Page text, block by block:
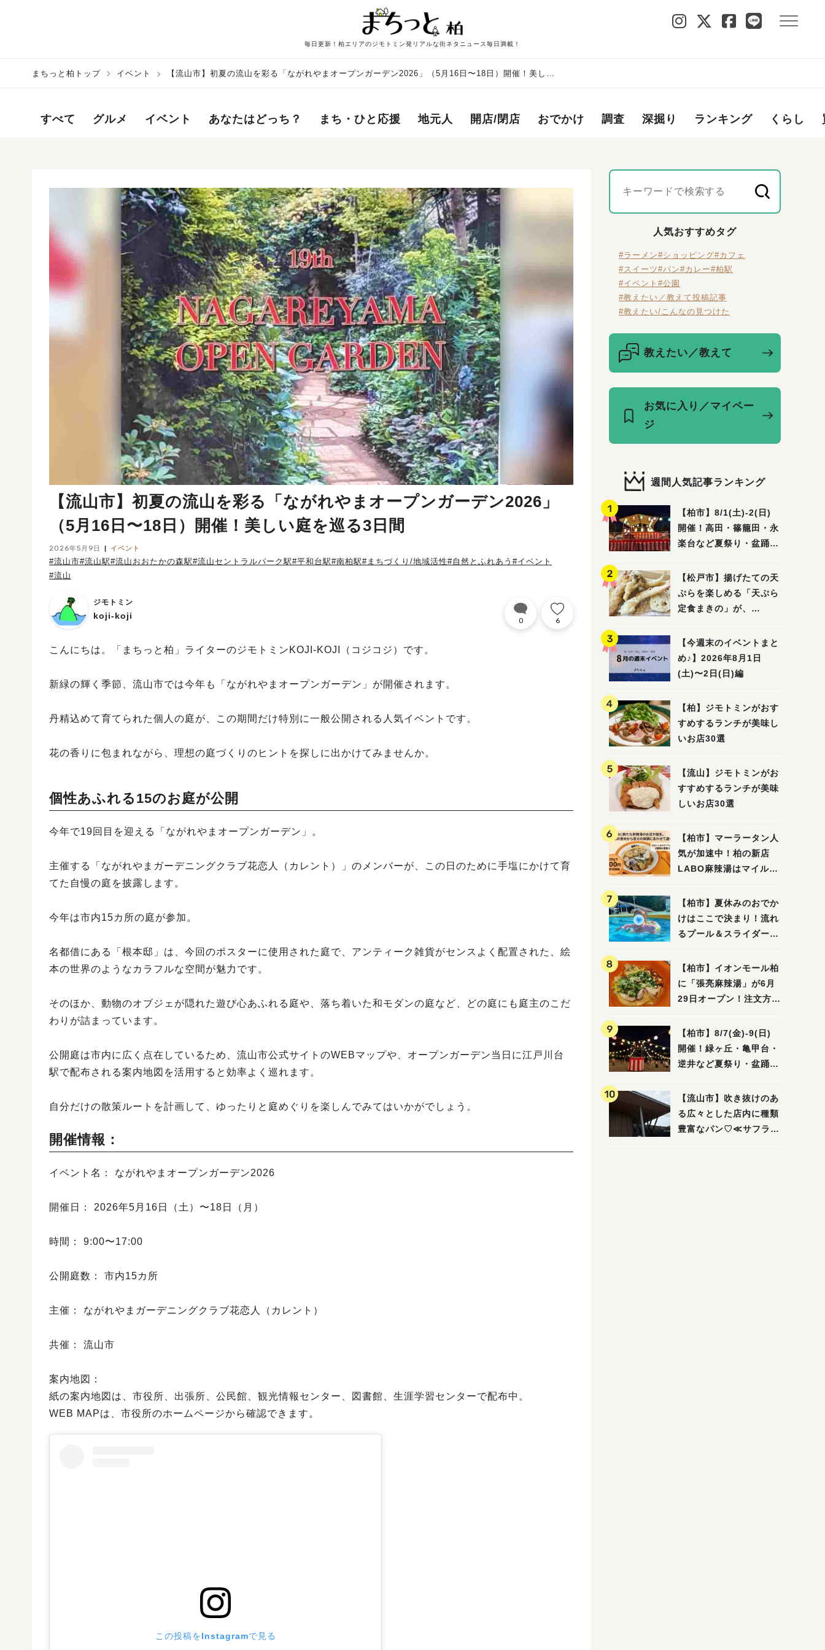
毎日更新！柏エリアのジモトミン発リアルな街ネタニュース毎日満載！
まちっと柏トップ イベント
【流山市】初夏の流山を彩る「ながれやまオープンガーデン2026」（5月16日〜18日）開催！美しい
すべて グルメ イベント あなたはどっち？ まち・ひと応援 地元人 開店/閉店 おでかけ 調査 深掘り ランキング くらし
【流山市】初夏の流山を彩る「ながれやまオープンガーデン2026」
（5月16日〜18日）開催！美しい庭を巡る3日間
2026年5月9日 イベント
#流山市#流山駅#流山おおたかの森駅#流山セントラルパーク駅#平和台駅#南柏駅#まちづくり/地域活性#自然とふれあう #イベント
#流山
ジモトミン
koji-koji 0 6
こんにちは。「まちっと柏」ライターのジモトミンKOJI-KOJI（コジコジ）です。
新緑の輝く季節、流山市では今年も「ながれやまオープンガーデン」が開催されます。
丹精込めて育てられた個人の庭が、この期間だけ特別に一般公開される人気イベントです。
花の香りに包まれながら、理想の庭づくりのヒントを探しに出かけてみませんか。
個性あふれる15のお庭が公開
今年で19回目を迎える「ながれやまオープンガーデン」。
主催する「ながれやまガーデニングクラブ花恋人（カレント）」のメンバーが、この日のために手塩にかけて育
てた自慢の庭を披露します。
今年は市内15カ所の庭が参加。
名都借にある「根本邸」は、今回のポスターに使用された庭で、アンティーク雑貨がセンスよく配置された、絵
本の世界のようなカラフルな空間が魅力です。
そのほか、動物のオブジェが隠れた遊び心あふれる庭や、落ち着いた和モダンの庭など、どの庭にも庭主のこだ
わりが詰まっています。
公開庭は市内に広く点在しているため、流山市公式サイトのWEBマップや、オープンガーデン当日に江戸川台
駅で配布される案内地図を活用すると効率よく巡れます。
自分だけの散策ルートを計画して、ゆったりと庭めぐりを楽しんでみてはいかがでしょう。
開催情報：
イベント名： ながれやまオープンガーデン2026
開催日： 2026年5月16日（土）〜18日（月）
時間： 9:00〜17:00
公開庭数： 市内15カ所
主催： ながれやまガーデニングクラブ花恋人（カレント）
共催： 流山市
案内地図：
紙の案内地図は、市役所、出張所、公民館、観光情報センター、図書館、生涯学習センターで配布中。
WEB MAPは、市役所のホームページから確認できます。
この投稿をInstagramで見る
人気おすすめタグ
#ラーメン#ショッピング#カフェ
#スイーツ#パン#カレー#柏駅
#イベント #公園
#教えたい／教えて投稿記事
#教えたい/こんなの見つけた
教えたい／教えて
お気に入り／マイペー
ジ
週間人気記事ランキング
【柏市】8/1(土)‐2(日)
開催！高田・篠籠田・永
楽台など夏祭り・盆踊り
【松戸市】揚げたての天
ぷらを楽しめる「天ぷら
定食まきの」が、
【今週末のイベントまと
め♪】2026年8月1日
(土)〜2日(日)編
【柏】ジモトミンがおす
すめするランチが美味し
いお店30選
【流山】ジモトミンがお
すすめするランチが美味
しいお店30選
【柏市】マーラータン人
気が加速中！柏の新店
LABO麻辣湯はマイルド
【柏市】夏休みのおでか
けはここで決まり！流れ
るプール＆スライダーに
ル」を親子で満喫してき
ました！
【柏市】イオンモール柏
に「張亮麻辣湯」が6月
29日オープン！注文方法
ビュー
【柏市】8/7(金)‐9(日)
開催！緑ヶ丘・亀甲台・
逆井など夏祭り・盆踊り
【流山市】吹き抜けのあ
る広々とした店内に種類
豊富なパン♡≪サフラン